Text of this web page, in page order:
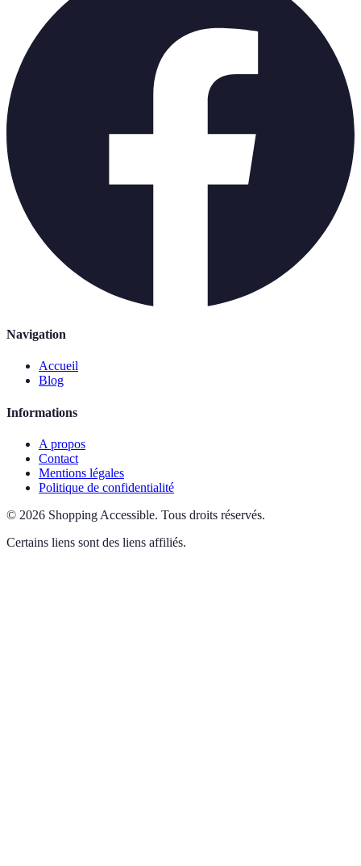
Navigation
Accueil
Blog
Informations
A propos
Contact
Mentions légales
Politique de confidentialité
© 2026 Shopping Accessible. Tous droits réservés.
Certains liens sont des liens affiliés.